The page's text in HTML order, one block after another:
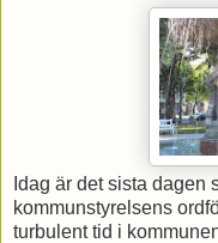
Idag är det sista dagen
kommunstyrelsens
turbulent tid i